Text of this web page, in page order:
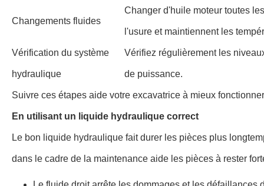
Changements fluides
Changer d'huile moteur toutes
l'usure et maintiennent les
Vérification du système
hydraulique
Vérifiez régulièrement les
de puissance.
Suivre ces étapes aide votre excavatrice à mieux
En utilisant un liquide hydraulique correct
Le bon liquide hydraulique fait durer les pièces plus
dans le cadre de la maintenance aide les pièces à rester